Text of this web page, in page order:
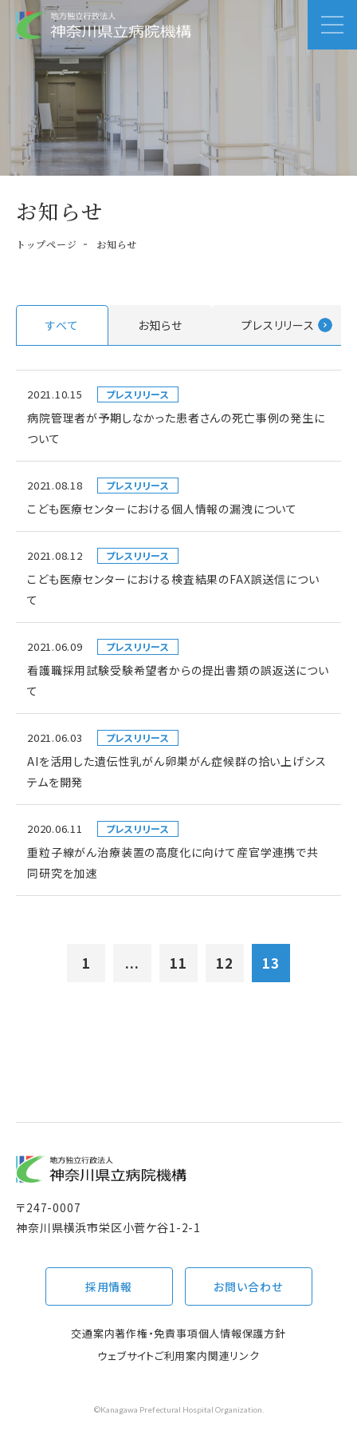
お知らせ
トップページ お知らせ
すべて お知らせ プレスリリース
2021.10.15 プレスリリース
病院管理者が予期しなかった患者さんの死亡事例の発生に
ついて
2021.08.18 プレスリリース
こども医療センターにおける個人情報の漏洩について
2021.08.12 プレスリリース
こども医療センターにおける検査結果のFAX誤送信につい
て
2021.06.09 プレスリリース
看護職採用試験受験希望者からの提出書類の誤返送につい
て
2021.06.03 プレスリリース
AIを活用した遺伝性乳がん卵巣がん症候群の拾い上げシス
テムを開発
2020.06.11 プレスリリース
重粒子線がん治療装置の高度化に向けて産官学連携で共
同研究を加速
1 ... 11 12 13
〒247-0007
神奈川県横浜市栄区小菅ケ谷1-2-1
©Kanagawa Prefectural Hospital Organization.
採用情報 お問い合わせ
交通案内著作権・免責事項個人情報保護方針
ウェブサイトご利用案内関連リンク